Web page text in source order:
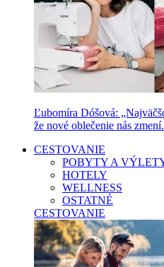
Ľubomíra Dóšová:
že nové oblečenie nás
CESTOVANIE
POBYTY A
HOTELY
WELLNESS
OSTATNÉ
CESTOVANIE